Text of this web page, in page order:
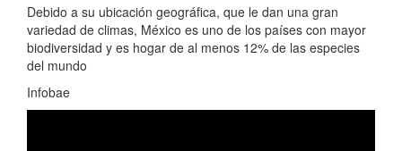
Debido a su ubicación geográfica, que le dan una gran
variedad de climas, México es uno de los países con mayor
biodiversidad y es hogar de al menos 12% de las especies
del mundo
Infobae